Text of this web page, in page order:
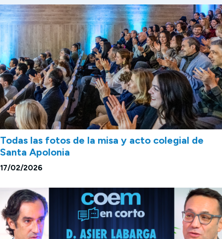
Todas las fotos de la misa y acto colegial de
Santa Apolonia
17/02/2026